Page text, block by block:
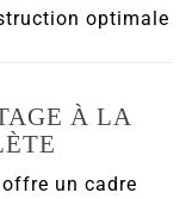
optimale
À LA
offre un cadre